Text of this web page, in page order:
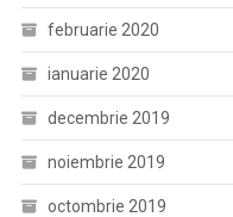
februarie 2020
ianuarie 2020
decembrie 2019
noiembrie 2019
octombrie 2019